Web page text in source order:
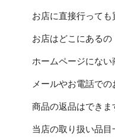
お店に直接行っても
お店はどこにあるの
ホームページにな
メールやお電話で
商品の返品はできま
当店の取り扱い品目